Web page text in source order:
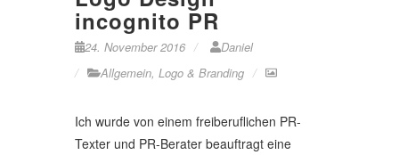
incognito PR
24. November 2016
Daniel
Allgemein, Logo & Branding
Ich wurde von einem freiberuflichen PR-
Texter und PR-Berater beauftragt eine